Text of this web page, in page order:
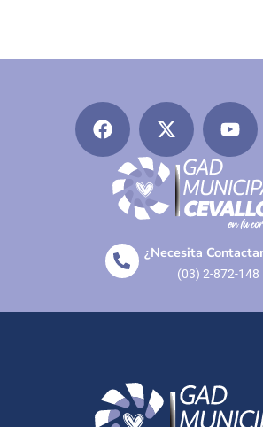
¿Necesita
(03) 2-872-148